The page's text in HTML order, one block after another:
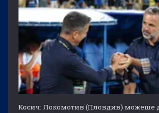
Косич: Локомотив (Пловдив) можеше